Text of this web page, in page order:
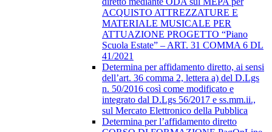
ACQUISTO ATTREZZATURE E
MATERIALE MUSICALE PER
ATTUAZIONE PROGETTO “Piano
Scuola Estate” – ART. 31 COMMA 6 DL
41/2021
Determina per affidamento diretto, ai sensi
dell’art. 36 comma 2, lettera a) del D.Lgs
n. 50/2016 così come modificato e
integrato dal D.Lgs 56/2017 e ss.mm.ii.,
sul Mercato Elettronico della Pubblica
Determina per l’affidamento diretto